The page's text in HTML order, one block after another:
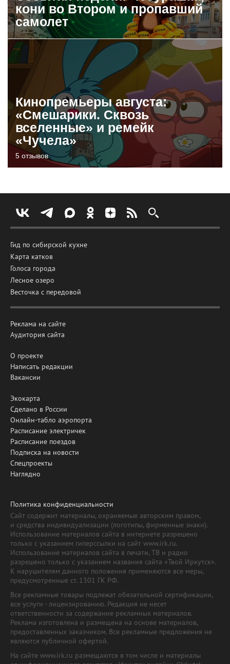
кони во Втором и пропавший
самолет
Кинопремьеры августа:
«Смешарики. Сквозь
вселенные» и ремейк
«Чучела»
5 отзывов
Гид по сибирской кухне
Карта катков
Голоса города
Лесное озеро
Весточка с передовой
Реклама на сайте
Аудитория сайта
О проекте
Написать редакции
Вакансии
Экокарта
Сделано в России
Онлайн-табло аэропорта
Расписание электричек
Расписание поездов
Подписка на новости
Спецпроекты
Наглядно
Политика конфиденциальности
Сайт содержит материалы, охраняемые авторским правом,
и средства индивидуализации (логотипы, фирменные знаки).
Использование материалов сайта в интернете разрешено
только с указанием гиперссылки на сайт www.irk.ru.
Использование материалов сайта в печати, ТВ и радио
разрешено только с указанием названия сайта «Твой Иркутск».
К нарушителям данного положения применяются все меры,
предусмотренные ст. 1301 ГК РФ.
Все рекламные товары подлежат обязательной сертификации,
все услуги - лицензированию. Редакция не несет
ответственности за содержание рекламных материалов.
Реклама изготовлена и размещена на основе материалов,
предоставленных заказчиком. Все рекламные предложения не
являются публичной офертой.
На сайте www.irk.ru размещаются в том числе и материалы